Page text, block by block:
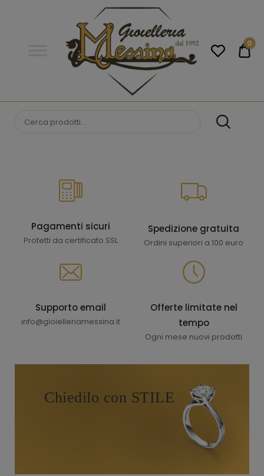
donna. Acquista online i migliori
0
Pagamenti sicuri
Protetti da certificato SSL
Spedizione gratuita
Ordini superiori a 100 euro
Supporto email
info@gioielleriamessina.it
Offerte limitate nel
tempo
Ogni mese nuovi prodotti
Chiedilo con STILE